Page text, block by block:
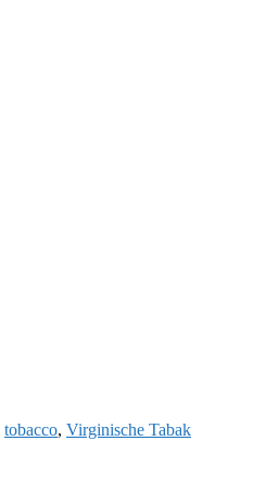
tobacco, Virginische Tabak